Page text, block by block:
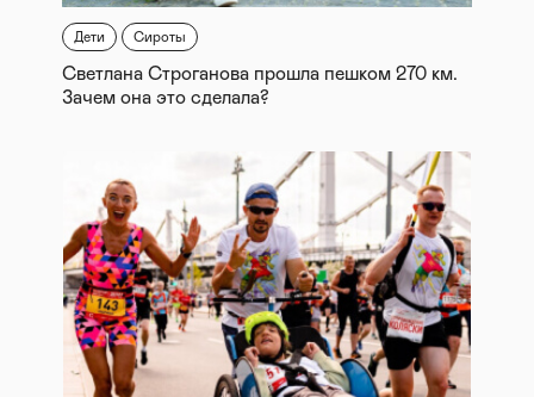
Дети Сироты
Светлана Строганова прошла пешком 270 км.
Зачем она это сделала?